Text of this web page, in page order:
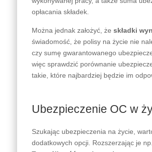
wybrać?
Można w zasadzie rozróżnić dwa
oraz grupowe. Drugie jest
ubezpieczenia przystępuje wielu
indywidualnego ubezpieczenia na
te, które oferowane są osobom
Jakie ubezpieczenie